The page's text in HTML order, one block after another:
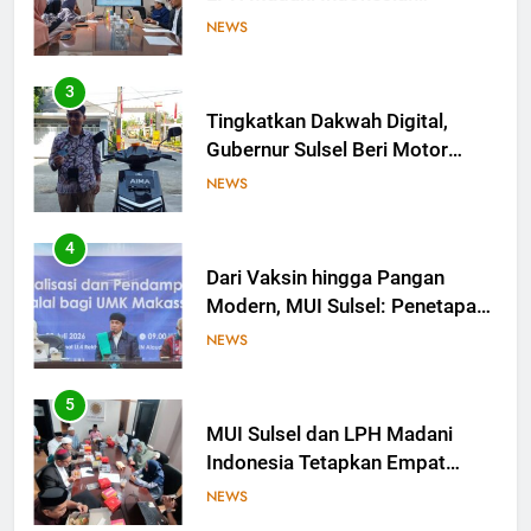
untuk Tim Media MUI Sulawesi
4
Dari Vaksin hingga Pangan
Halal Butuh Dalil dan Sains
5
MUI Sulsel dan LPH Madani
Indonesia Tetapkan Empat
Pelaku Usaha Halal
6
Sinergi MUI Sulsel dan LPH
Unhas Perkuat Jaminan Produk
Halal, Sidang Fatwa Tetapkan